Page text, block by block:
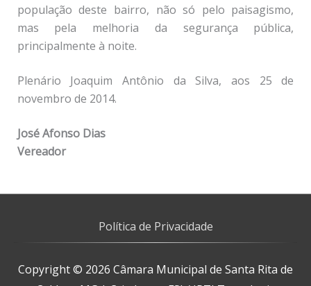
população deste bairro, não só pelo paisagismo,
mas pela melhoria da segurança pública,
principalmente à noite.
Plenário Joaquim Antônio da Silva, aos 25 de
novembro de 2014.
José Afonso Dias
Vereador
Política de Privacidade
Copyright © 2026 Câmara Municipal de Santa Rita de